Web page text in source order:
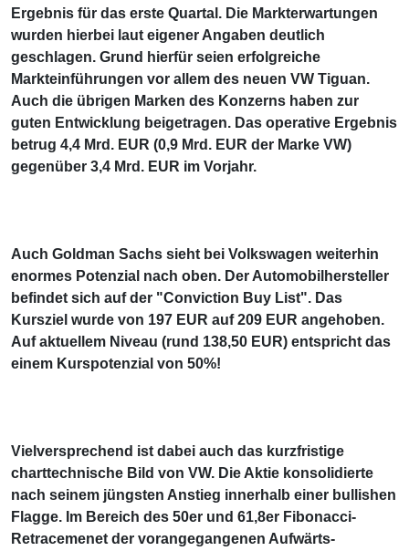
Ergebnis für das erste Quartal. Die Markterwartungen
wurden hierbei laut eigener Angaben deutlich
geschlagen. Grund hierfür seien erfolgreiche
Markteinführungen vor allem des neuen VW Tiguan.
Auch die übrigen Marken des Konzerns haben zur
guten Entwicklung beigetragen. Das operative Ergebnis
betrug 4,4 Mrd. EUR (0,9 Mrd. EUR der Marke VW)
gegenüber 3,4 Mrd. EUR im Vorjahr.
Auch Goldman Sachs sieht bei Volkswagen weiterhin
enormes Potenzial nach oben. Der Automobilhersteller
befindet sich auf der "Conviction Buy List". Das
Kursziel wurde von 197 EUR auf 209 EUR angehoben.
Auf aktuellem Niveau (rund 138,50 EUR) entspricht das
einem Kurspotenzial von 50%!
Vielversprechend ist dabei auch das kurzfristige
charttechnische Bild von VW. Die Aktie konsolidierte
nach seinem jüngsten Anstieg innerhalb einer bullishen
Flagge. Im Bereich des 50er und 61,8er Fibonacci-
Retracemenet der vorangegangenen Aufwärts-